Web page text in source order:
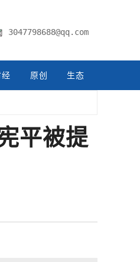
3047798688@qq.com
经 原创 生态
平被提